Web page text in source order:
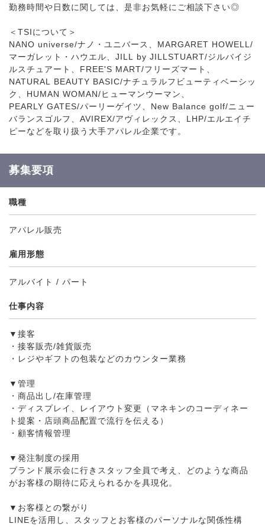
勤務時間や日数に関しては、是非お気軽にご相談下さい◎
＜TSIについて＞
NANO universe/ナノ・ユニバース、MARGARET HOWELL/
マーガレット・ハウエル、JILL by JILLSTUART/ジルバイジ
ルスチュアート、FREE'S MART/フリーズマート、
NATURAL BEAUTY BASIC/ナチュラルフビューティベーシッ
ク、HUMAN WOMAN/ヒューマンウーマン、
PEARLY GATES/パーリーゲイツ、New Balance golf/ニュー
バランスゴルフ、AVIREX/アヴィレックス、LHP/エルエイチ
ピーなどを取り扱う大手アパレル企業です。
募集要項
職種
アパレル販売
雇用形態
アルバイト / パート
仕事内容
▼接客
・接客販売/雑貨販売
・レジやギフトの包装などのカウンター業務
▼管理
・商品出し/在庫管理
・ディスプレイ、レイアウト変更（マネキンのコーディネー
ト提案・店頭商品配置で流行を伝える）
・顧客情報管理
▼発注制度の採用
ブランド展示会に行きスタッフ全員で考え、どのような商品
がお客様の期待に応えられるかを具現化。
▼お客様との繋がり
LINEを活用し、スタッフとお客様のパーソナルな関係性構